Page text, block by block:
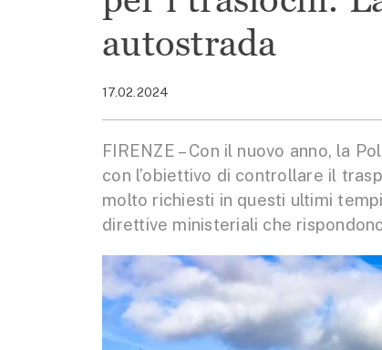
autostrada
17.02.2024
FIRENZE – Con il nuovo anno, la
con l’obiettivo di controllare il
molto richiesti in questi ultimi
direttive ministeriali che